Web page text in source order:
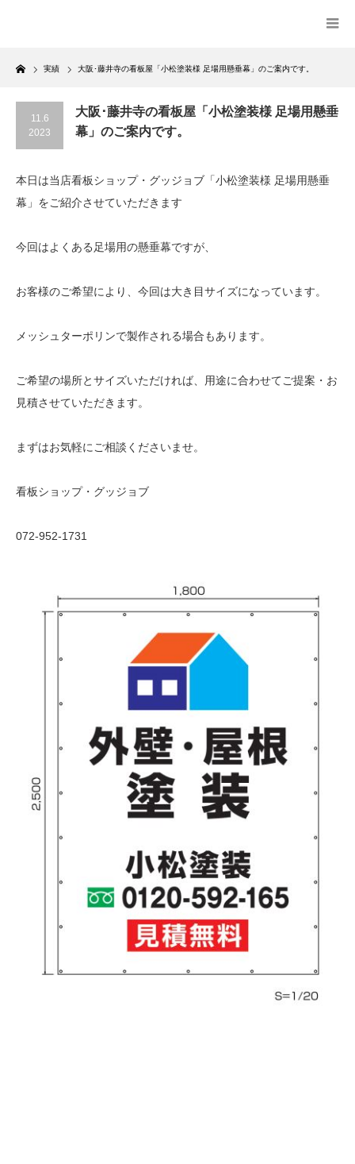
Home
実績 大阪･藤井寺の看板屋「小松塗装様 足場用懸垂幕」のご案内です。
11.6
2023
大阪･藤井寺の看板屋「小松塗装様 足場用懸垂
幕」のご案内です。
本日は当店看板ショップ・グッジョブ「小松塗装様 足場用懸垂
幕」をご紹介させていただきます
今回はよくある足場用の懸垂幕ですが、
お客様のご希望により、今回は大き目サイズになっています。
メッシュターポリンで製作される場合もあります。
ご希望の場所とサイズいただければ、用途に合わせてご提案・お
見積させていただきます。
まずはお気軽にご相談くださいませ。
看板ショップ・グッジョブ
072-952-1731